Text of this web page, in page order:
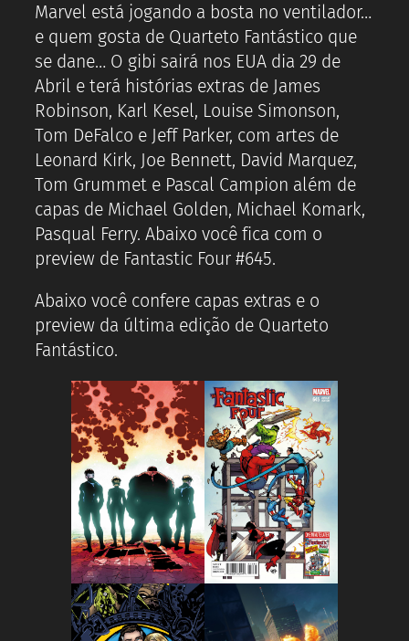
Marvel está jogando a bosta no ventilador…
e quem gosta de Quarteto Fantástico que
se dane… O gibi sairá nos EUA dia 29 de
Abril e terá histórias extras de James
Robinson, Karl Kesel, Louise Simonson,
Tom DeFalco e Jeff Parker, com artes de
Leonard Kirk, Joe Bennett, David Marquez,
Tom Grummet e Pascal Campion além de
capas de Michael Golden, Michael Komark,
Pasqual Ferry. Abaixo você fica com o
preview de Fantastic Four #645.
Abaixo você confere capas extras e o
preview da última edição de Quarteto
Fantástico.